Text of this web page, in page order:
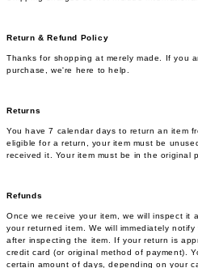
Return & Refund Policy
Thanks for shopping at merely made. If you
purchase, we're here to help.
Returns
You have 7 calendar days to return an item
eligible for a return, your item must be
received it. Your item must be in the original
Refunds
Once we receive your item, we will inspect it
your returned item. We will immediately
after inspecting the item. If your return is
credit card (or original method of payment).
certain amount of days, depending on your